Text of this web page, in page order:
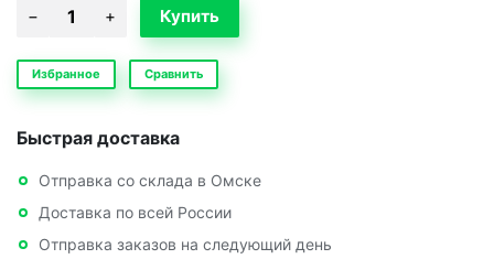
Избранное Сравнить
Быстрая доставка
Отправка со склада в Омске
Доставка по всей России
Отправка заказов на следующий день